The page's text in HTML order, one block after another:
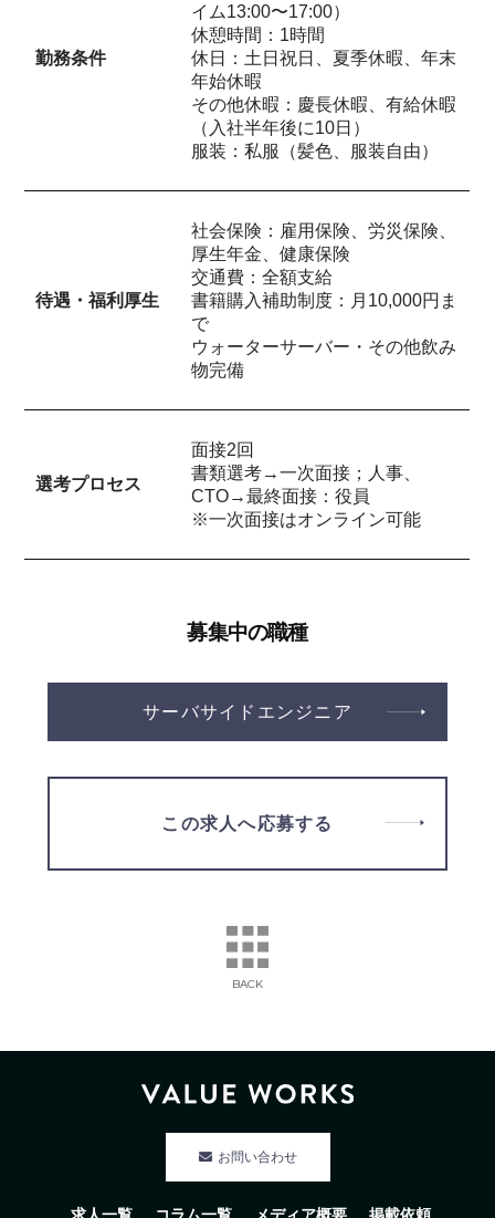
勤務条件
イム13:00〜17:00）
休憩時間：1時間
休日：土日祝日、夏季休暇、年末
年始休暇
その他休暇：慶長休暇、有給休暇
（入社半年後に10日）
服装：私服（髪色、服装自由）
待遇・福利厚生
社会保険：雇用保険、労災保険、
厚生年金、健康保険
交通費：全額支給
書籍購入補助制度：月10,000円ま
で
ウォーターサーバー・その他飲み
物完備
選考プロセス
面接2回
書類選考→一次面接；人事、
CTO→最終面接：役員
※一次面接はオンライン可能
募集中の職種
サーバサイドエンジニア
この求人へ応募する
BACK
お問い合わせ